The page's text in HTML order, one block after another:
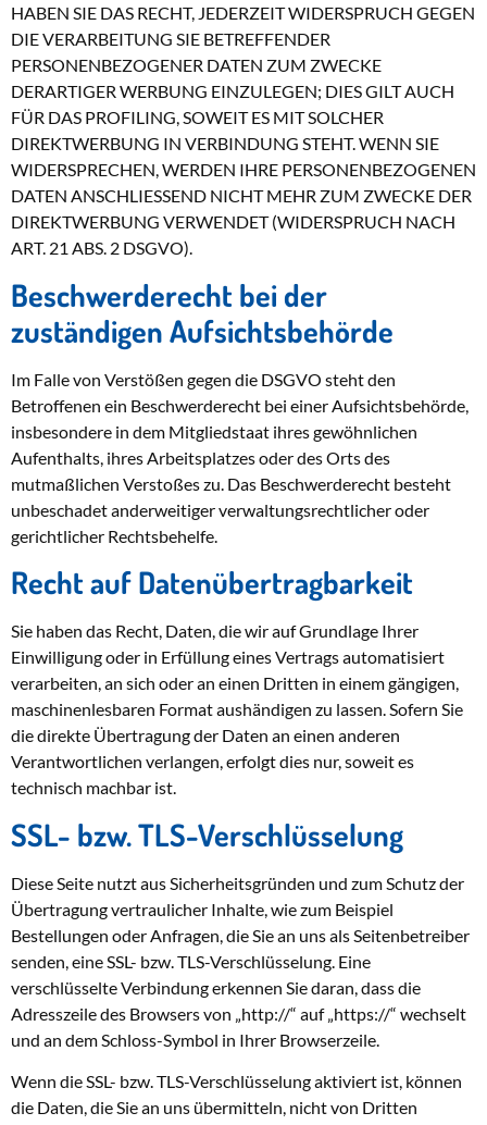
HABEN SIE DAS RECHT, JEDERZEIT WIDERSPRUCH GEGEN
DIE VERARBEITUNG SIE BETREFFENDER
PERSONENBEZOGENER DATEN ZUM ZWECKE
DERARTIGER WERBUNG EINZULEGEN; DIES GILT AUCH
FÜR DAS PROFILING, SOWEIT ES MIT SOLCHER
DIREKTWERBUNG IN VERBINDUNG STEHT. WENN SIE
WIDERSPRECHEN, WERDEN IHRE PERSONENBEZOGENEN
DATEN ANSCHLIESSEND NICHT MEHR ZUM ZWECKE DER
DIREKTWERBUNG VERWENDET (WIDERSPRUCH NACH
ART. 21 ABS. 2 DSGVO).
Beschwerde­recht bei der
zuständigen Aufsichts­behörde
Im Falle von Verstößen gegen die DSGVO steht den
Betroffenen ein Beschwerderecht bei einer Aufsichtsbehörde,
insbesondere in dem Mitgliedstaat ihres gewöhnlichen
Aufenthalts, ihres Arbeitsplatzes oder des Orts des
mutmaßlichen Verstoßes zu. Das Beschwerderecht besteht
unbeschadet anderweitiger verwaltungsrechtlicher oder
gerichtlicher Rechtsbehelfe.
Recht auf Daten­übertrag­barkeit
Sie haben das Recht, Daten, die wir auf Grundlage Ihrer
Einwilligung oder in Erfüllung eines Vertrags automatisiert
verarbeiten, an sich oder an einen Dritten in einem gängigen,
maschinenlesbaren Format aushändigen zu lassen. Sofern Sie
die direkte Übertragung der Daten an einen anderen
Verantwortlichen verlangen, erfolgt dies nur, soweit es
technisch machbar ist.
SSL- bzw. TLS-Verschlüsselung
Diese Seite nutzt aus Sicherheitsgründen und zum Schutz der
Übertragung vertraulicher Inhalte, wie zum Beispiel
Bestellungen oder Anfragen, die Sie an uns als Seitenbetreiber
senden, eine SSL- bzw. TLS-Verschlüsselung. Eine
verschlüsselte Verbindung erkennen Sie daran, dass die
Adresszeile des Browsers von „http://“ auf „https://“ wechselt
und an dem Schloss-Symbol in Ihrer Browserzeile.
Wenn die SSL- bzw. TLS-Verschlüsselung aktiviert ist, können
die Daten, die Sie an uns übermitteln, nicht von Dritten